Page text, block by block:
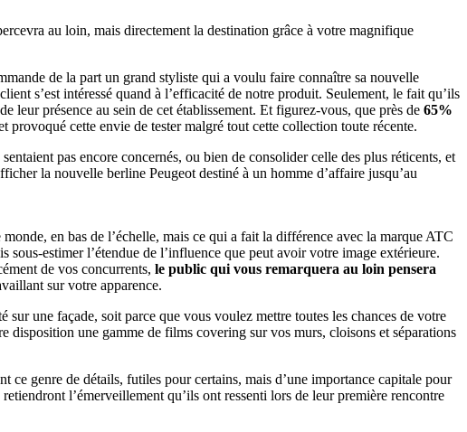
au loin, mais directement la destination grâce à votre magnifique
de la part un grand styliste qui a voulu faire connaître sa nouvelle
s’est intéressé quand à l’efficacité de notre produit. Seulement, le fait qu’ils
leur présence au sein de cet établissement. Et figurez-vous, que près de 65%
provoqué cette envie de tester malgré tout cette collection toute récente.
pas encore concernés, ou bien de consolider celle des plus réticents, et
la nouvelle berline Peugeot destiné à un homme d’affaire jusqu’au
en bas de l’échelle, mais ce qui a fait la différence avec la marque ATC
estimer l’étendue de l’influence que peut avoir votre image extérieure.
de vos concurrents, le public qui vous remarquera au loin pensera
sur votre apparence.
une façade, soit parce que vous voulez mettre toutes les chances de votre
disposition une gamme de films covering sur vos murs, cloisons et séparations
genre de détails, futiles pour certains, mais d’une importance capitale pour
l’émerveillement qu’ils ont ressenti lors de leur première rencontre